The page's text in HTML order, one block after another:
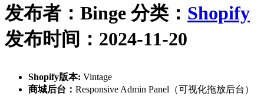
发布者：Binge 分类： Shopify
发布时间：2024-11-20
Shopify版本: Vintage
商城后台： Responsive Admin Panel（可视化拖放后台）